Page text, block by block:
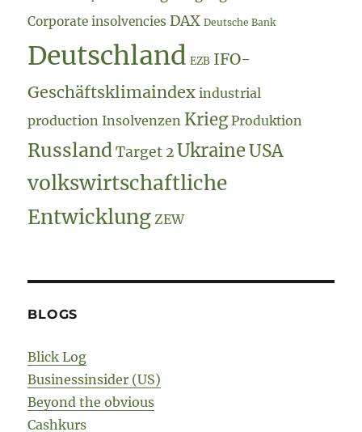
Corporate insolvencies DAX Deutsche Bank
Deutschland EZB IFO-
Geschäftsklimaindex industrial
production Insolvenzen Krieg Produktion
Russland Target 2 Ukraine USA
volkswirtschaftliche
Entwicklung ZEW
BLOGS
Blick Log
Businessinsider (US)
Beyond the obvious
Cashkurs